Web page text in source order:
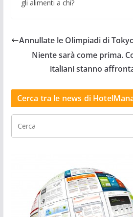
gli alimenti a chi?
Annullate le Olimpiadi di
Niente sarà come prima.
italiani stanno
Cerca tra le news di